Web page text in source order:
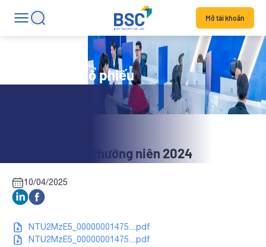
Mở tài khoản
Tin tức mã cổ phiếu
NOS: Báo cáo thường niên 2024
10/04/2025
NTU2MzE5_00000001475....pdf
NTU2MzE5_00000001475....pdf